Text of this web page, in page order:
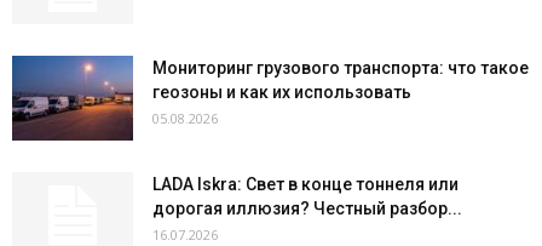
Мониторинг грузового транспорта: что такое
геозоны и как их использовать
05.08.2026
LADA Iskra: Свет в конце тоннеля или
дорогая иллюзия? Честный разбор...
16.07.2026